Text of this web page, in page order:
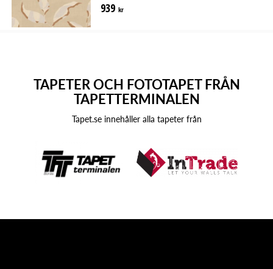
939 kr
TAPETER OCH FOTOTAPET FRÅN
TAPETTERMINALEN
Tapet.se innehåller alla tapeter från